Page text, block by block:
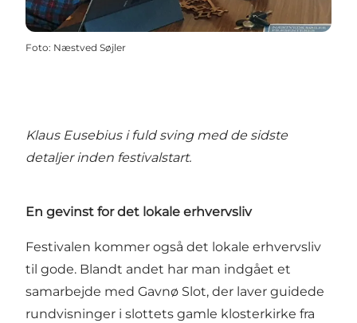
Foto: Næstved Søjler
Klaus Eusebius i fuld sving med de sidste
detaljer inden festivalstart.
En gevinst for det lokale erhvervsliv
Festivalen kommer også det lokale erhvervsliv
til gode. Blandt andet har man indgået et
samarbejde med Gavnø Slot, der laver guidede
rundvisninger i slottets gamle klosterkirke fra